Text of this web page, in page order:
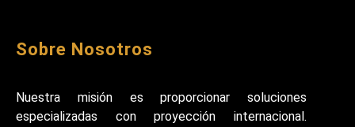
Sobre Nosotros
Nuestra misión es proporcionar soluciones
especializadas con proyección internacional.